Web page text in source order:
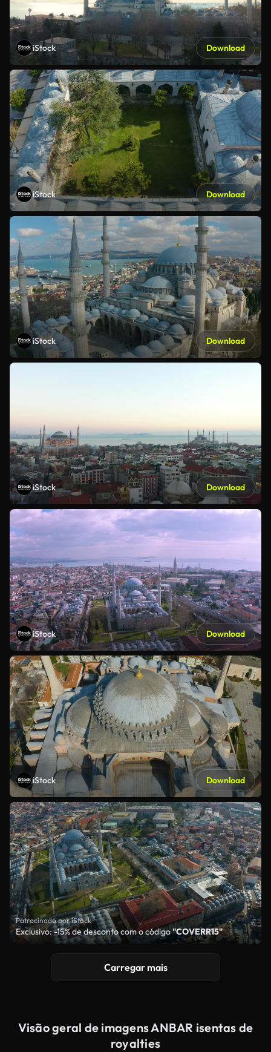
iStock Download
iStock Download
iStock Download
iStock Download
iStock Download
iStock Download
Patrocinado por iStock
Exclusivo: -15% de desconto com o código"COVERR15"
Carregar mais
Visão geral de imagens ANBAR isentas de
royalties